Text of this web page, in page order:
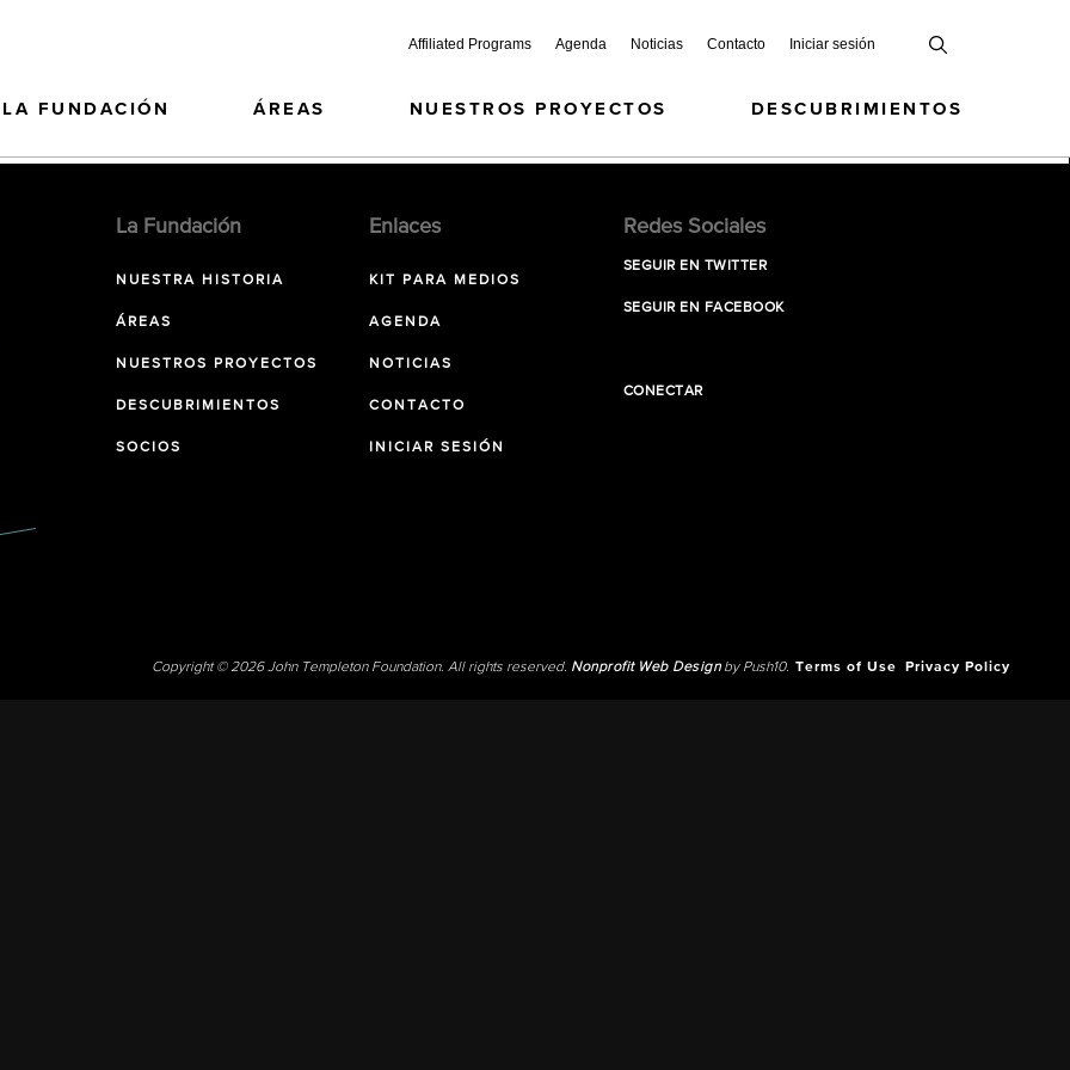
Affiliated Programs Agenda Noticias Contacto Iniciar sesión
LA FUNDACIÓN ÁREAS NUESTROS PROYECTOS DESCUBRIMIENTOS
La Fundación
NUESTRA HISTORIA
ÁREAS
NUESTROS PROYECTOS
DESCUBRIMIENTOS
SOCIOS
Enlaces
KIT PARA MEDIOS
AGENDA
NOTICIAS
CONTACTO
INICIAR SESIÓN
Redes Sociales
SEGUIR EN TWITTER
SEGUIR EN FACEBOOK
CONECTAR
Copyright © 2026 John Templeton Foundation. All rights reserved. Nonprofit Web Designby Push10. Terms of Use Privacy Policy